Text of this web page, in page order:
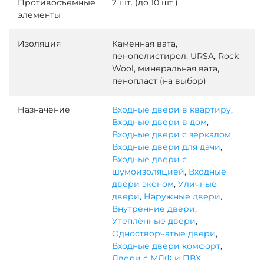
Противосъемные
элементы
2 шт. (до 10 шт.)
Изоляция
Каменная вата,
пенополистирол, URSA, Rock
Wool, минеральная вата,
пенопласт (на выбор)
Назначение Входные двери в квартиру,
Входные двери в дом,
Входные двери с зеркалом,
Входные двери для дачи,
Входные двери с
шумоизоляцией, Входные
двери эконом, Уличные
двери, Наружные двери,
Внутренние двери,
Утеплённые двери,
Одностворчатые двери,
Входные двери комфорт,